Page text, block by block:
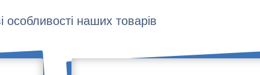
особливості наших товарів